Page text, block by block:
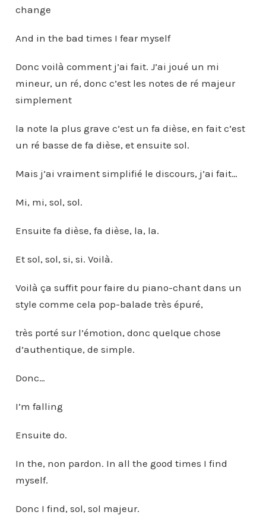
change
And in the bad times I fear myself
Donc voilà comment j’ai fait. J’ai joué un mi
mineur, un ré, donc c’est les notes de ré majeur
simplement
la note la plus grave c’est un fa dièse, en fait c’est
un ré basse de fa dièse, et ensuite sol.
Mais j’ai vraiment simplifié le discours, j’ai fait…
Mi, mi, sol, sol.
Ensuite fa dièse, fa dièse, la, la.
Et sol, sol, si, si. Voilà.
Voilà ça suffit pour faire du piano-chant dans un
style comme cela pop-balade très épuré,
très porté sur l’émotion, donc quelque chose
d’authentique, de simple.
Donc…
I’m falling
Ensuite do.
In the, non pardon. In all the good times I find
myself.
Donc I find, sol, sol majeur.